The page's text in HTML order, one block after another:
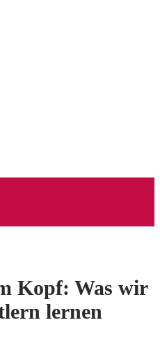
Kopf: Was wir
lernen